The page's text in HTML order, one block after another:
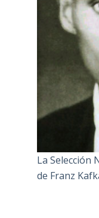
La Selección
de Franz